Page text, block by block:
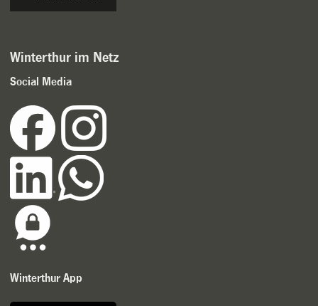
Winterthur im Netz
Social Media
Winterthur App